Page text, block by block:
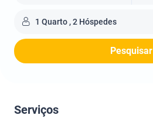
1 Quarto , 2 Hóspedes
Pesquisar
Serviços